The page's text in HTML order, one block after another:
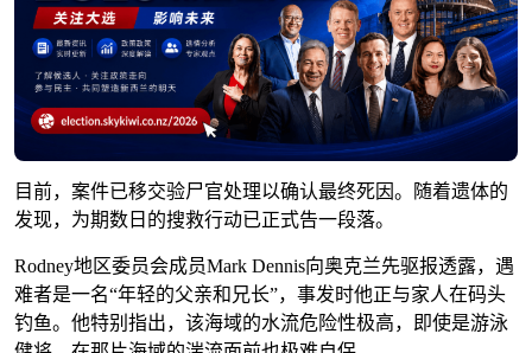
目前，案件已移交验尸官处理以确认最终死因。随着遗体的
发现，为期数日的搜救行动已正式告一段落。
Rodney地区委员会成员Mark Dennis向奥克兰先驱报透露，遇
难者是一名“年轻的父亲和兄长”，事发时他正与家人在码头
钓鱼。他特别指出，该海域的水流危险性极高，即使是游泳